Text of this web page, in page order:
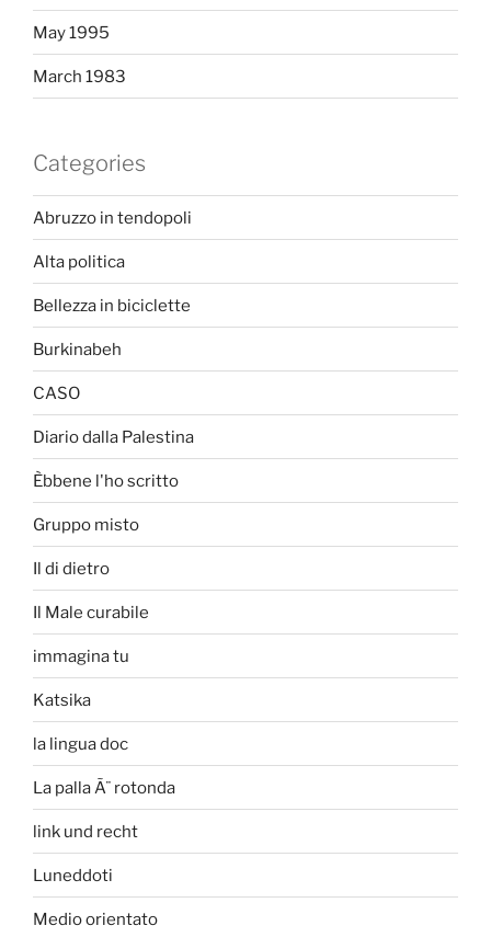
May 1995
March 1983
Categories
Abruzzo in tendopoli
Alta politica
Bellezza in biciclette
Burkinabeh
CASO
Diario dalla Palestina
Èbbene l'ho scritto
Gruppo misto
Il di dietro
Il Male curabile
immagina tu
Katsika
la lingua doc
La palla Ã¨ rotonda
link und recht
Luneddoti
Medio orientato